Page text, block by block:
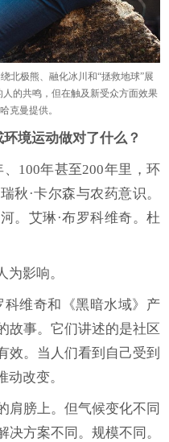
北极熊、融化冰川和“拯救地球”展
的共鸣，但在触及新受众方面效果
克曼提供。
环境运动做对了什么？
、100年甚至200年里，环
秋·卡尔森与农药意识。
。艾琳·布罗科维奇。杜
影响。
科维奇和《黑暗水域》产
故事。它们讲述的是社区
效。当人们看到自己受到
改变。
肩膀上。但气候变化不同
方案不同。规模不同。